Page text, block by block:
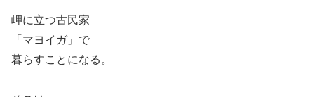
岬に立つ古民家
「マヨイガ」で
暮らすことになる。